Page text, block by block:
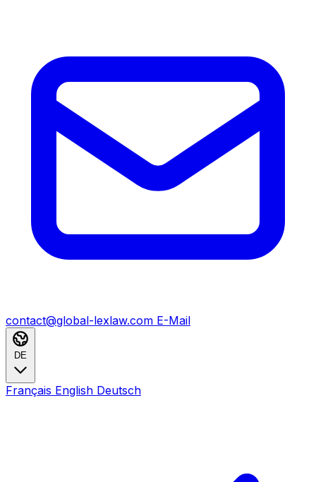
contact@global-lexlaw.com E-Mail
DE
Français English Deutsch